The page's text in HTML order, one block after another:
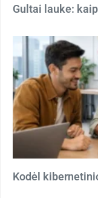
Gultai lauke:
Kodėl